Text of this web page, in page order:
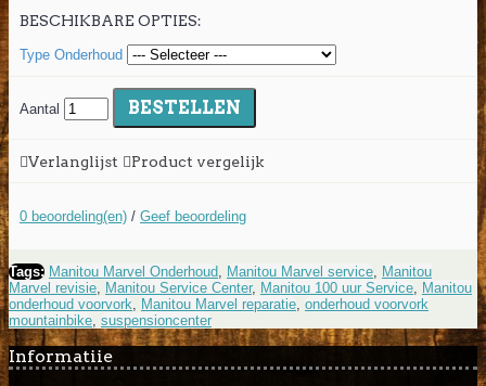
BESCHIKBARE OPTIES:
Type Onderhoud
Aantal BESTELLEN
Verlanglijst Product vergelijk
0 beoordeling(en) / Geef beoordeling
Tags: Manitou Marvel Onderhoud, Manitou Marvel service, Manitou
Marvel revisie, Manitou Service Center, Manitou 100 uur Service, Manitou
onderhoud voorvork, Manitou Marvel reparatie, onderhoud voorvork
mountainbike, suspensioncenter
Informatiie